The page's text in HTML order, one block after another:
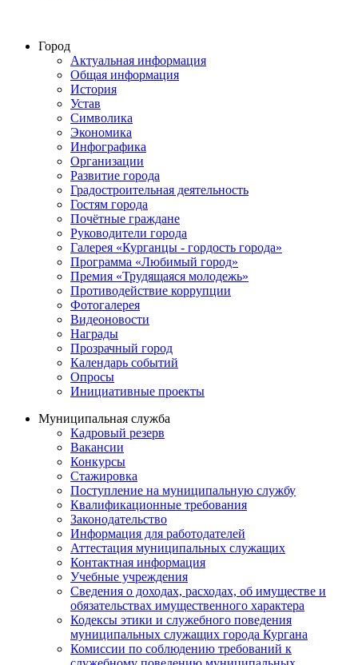
Город
Актуальная информация
Общая информация
История
Устав
Символика
Экономика
Инфографика
Организации
Развитие города
Градостроительная деятельность
Гостям города
Почётные граждане
Руководители города
Галерея «Курганцы - гордость города»
Программа «Любимый город»
Премия «Трудящаяся молодежь»
Противодействие коррупции
Фотогалерея
Видеоновости
Награды
Прозрачный город
Календарь событий
Опросы
Инициативные проекты
Муниципальная служба
Кадровый резерв
Вакансии
Конкурсы
Стажировка
Поступление на муниципальную службу
Квалификационные требования
Законодательство
Информация для работодателей
Аттестация муниципальных служащих
Контактная информация
Учебные учреждения
Сведения о доходах, расходах, об имуществе и
обязательствах имущественного характера
Кодексы этики и служебного поведения
муниципальных служащих города Кургана
Комиссии по соблюдению требований к